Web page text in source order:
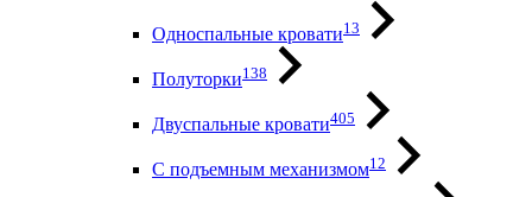
Односпальные кровати13
Полуторки138
Двуспальные кровати405
С подъемным механизмом12